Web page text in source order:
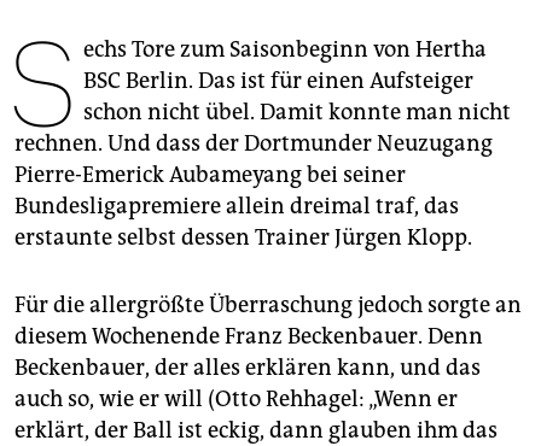
unterstützen
abo
genossenschaft
epaper login
S echs Tore zum Saisonbeginn von Hertha
BSC Berlin. Das ist für einen Aufsteiger
schon nicht übel. Damit konnte man nicht
rechnen. Und dass der Dortmunder Neuzugang
Pierre-Emerick Aubameyang bei seiner
Bundesligapremiere allein dreimal traf, das
erstaunte selbst dessen Trainer Jürgen Klopp.
Für die allergrößte Überraschung jedoch sorgte an
diesem Wochenende Franz Beckenbauer. Denn
Beckenbauer, der alles erklären kann, und das
auch so, wie er will (Otto Rehhagel: „Wenn er
erklärt, der Ball ist eckig, dann glauben ihm das